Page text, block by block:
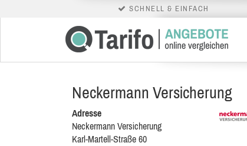
SCHNELL & EINFACH
Neckermann Versicherung
Adresse
Neckermann Versicherung
Karl-Martell-Straße 60